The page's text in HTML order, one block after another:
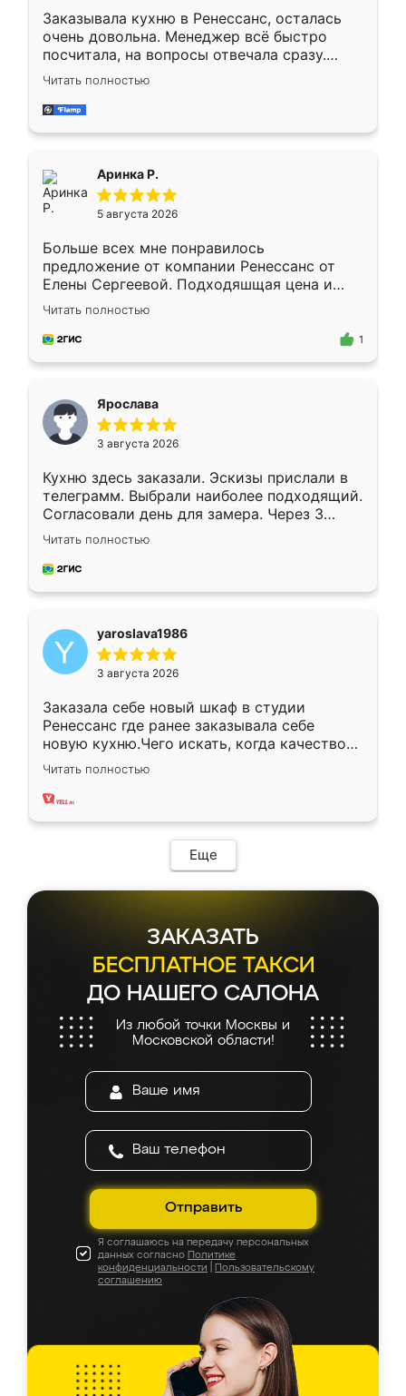
Заказывала кухню в Ренессанс, осталась
очень довольна. Менеджер всё быстро
посчитала, на вопросы отвечала сразу.
Замерщик приехал в субботу, подошёл к
делу со всей ответственностью. Собрали
за день, ребята работали аккуратно, даже
Читать полностью
Аринка Р.
5 августа 2026
Больше всех мне понравилось
предложение от компании Ренессанс от
Елены Сергеевой. Подходяшщая цена и
короткие сроки изготовления. Приехавший
для замера сотрудник Владислав
предложил по моему эскизу самый
Читать полностью
1
Ярослава
3 августа 2026
Кухню здесь заказали. Эскизы прислали в
телеграмм. Выбрали наиболее подходящий.
Согласовали день для замера. Через 3
недели кухня была уже готова. Остались
довольны работой. Спасибо Ренессанс
мебель за качественную работу!
Читать полностью
yaroslava1986
3 августа 2026
Заказала себе новый шкаф в студии
Ренессанс где ранее заказывала себе
новую кухню.Чего искать, когда качеством
вполне довольна. Служит кухня уже почти
два года, нареканий нет.
Читать полностью
Еще
ЗАКАЗАТЬ
БЕСПЛАТНОЕ ТАКСИ
ДО НАШЕГО САЛОНА
Из любой точки Москвы и
Московской области!
Отправить
Я соглашаюсь на передачу персональных
данных согласно Политике
конфиденциальности
Пользовательскому
соглашению